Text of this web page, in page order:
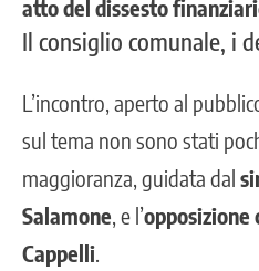
atto del dissesto
Il consiglio comunale, i
L’incontro, aperto al
sul tema non sono stati
maggioranza , guidata dal
Salamone , e l’opposizione
Cappelli